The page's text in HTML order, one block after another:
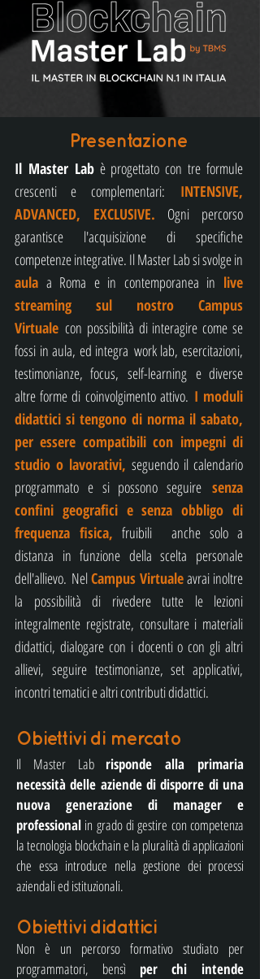
Presentazione
Il Master Labè progettato con tre formule
crescenti e complementari: INTENSIVE,
ADVANCED, EXCLUSIVE. Ogni percorso
garantisce l'acquisizione di specifiche
competenze integrative. Il Master Lab si svolge in
aula a Roma e in contemporanea in live
streaming sul nostro Campus
Virtuale con possibilità di interagire come se
fossi in aula, ed integra work lab, esercitazioni,
testimonianze, focus, self-learning e diverse
altre forme di coinvolgimento attivo.​ I moduli
didattici si tengono di norma il sabato,
per essere compatibili con impegni di
studio o lavorativi, seguendo il calendario
programmato e si possono seguire senza
confini geografici e senza obbligo di
frequenza fisica, fruibili anche solo a
distanza in funzione della scelta personale
dell'allievo. NelCampus Virtualeavrai inoltre
la possibilità di rivedere tutte le lezioni
integralmente registrate, consultare i materiali
didattici, dialogare con i docenti o con gli altri
allievi, seguire testimonianze, set applicativi,
incontri tematici e altri contributi didattici.
Obiettivi di mercato
Il Master Lab risponde alla primaria
necessità delle aziende di disporre di una
nuova generazione di manager e
professional in grado di gestire con competenza
la tecnologia blockchain e la pluralità di applicazioni
che essa introduce nella gestione dei processi
aziendali ed istituzionali.
Obiettivi didattici
Non è un percorso formativo studiato per
programmatori, bensì per chi intende